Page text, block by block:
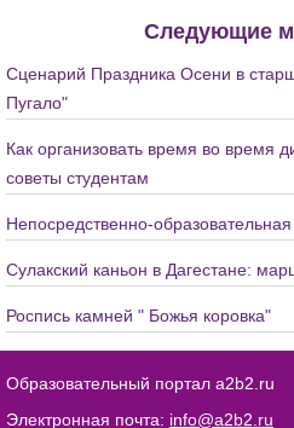
Следующие
Сценарий Праздника Осени в
Пугало"
Как организовать время во время
советы студентам
Непосредственно-
Сулакский каньон в Дагестане:
Роспись камней " Божья коровка"
Образовательный портал a2b2.ru
Электронная почта: info@a2b2.ru